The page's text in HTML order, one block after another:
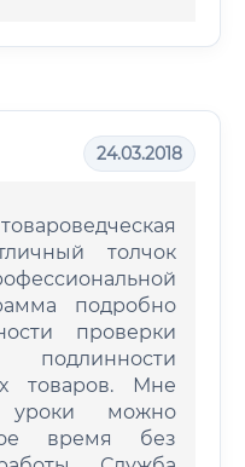
24.03.2018
толчок
подробно
проверки
товаров. Мне
уроки можно
время без